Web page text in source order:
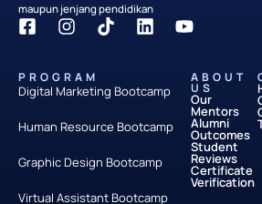
maupun jenjang pendidikan
PROGRAM
Digital Marketing Bootcamp
Human Resource Bootcamp
Graphic Design Bootcamp
Virtual Assistant Bootcamp
ABOUT
US
Our
Mentors
Alumni
Outcomes
Student
Reviews
Certificate
Verification